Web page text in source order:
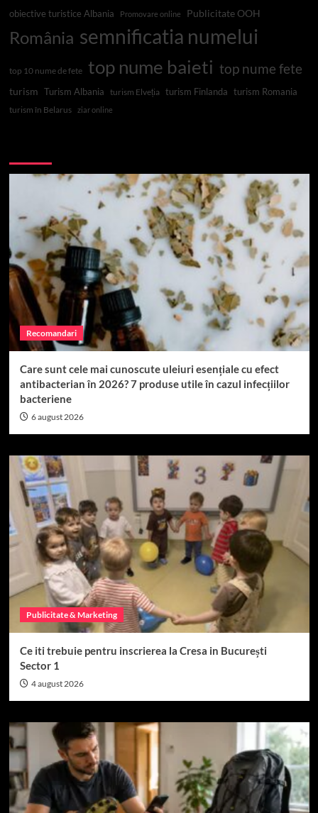
obiective turistice Albania Promovare online Publicitate OOH
România semnificatia numelui
top 10 nume de fete top nume baieti top nume fete
turism Turism Albania turism Elveția turism Finlanda turism Romania
turism în Belarus ziar online
Recomandari
Care sunt cele mai cunoscute uleiuri esențiale cu efect
antibacterian în 2026? 7 produse utile în cazul infecțiilor
bacteriene
6 august 2026
Publicitate & Marketing
Ce iti trebuie pentru inscrierea la Cresa in București
Sector 1
4 august 2026